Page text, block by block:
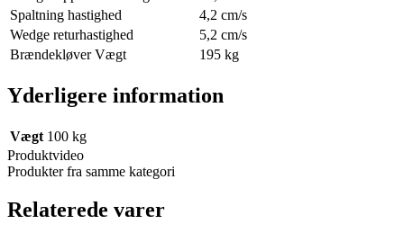
Spaltning hastighed
4,2 cm/s
Wedge returhastighed
5,2 cm/s
Brændekløver Vægt
195 kg
Yderligere information
Vægt 100 kg
Produktvideo
Produkter fra samme kategori
Relaterede varer